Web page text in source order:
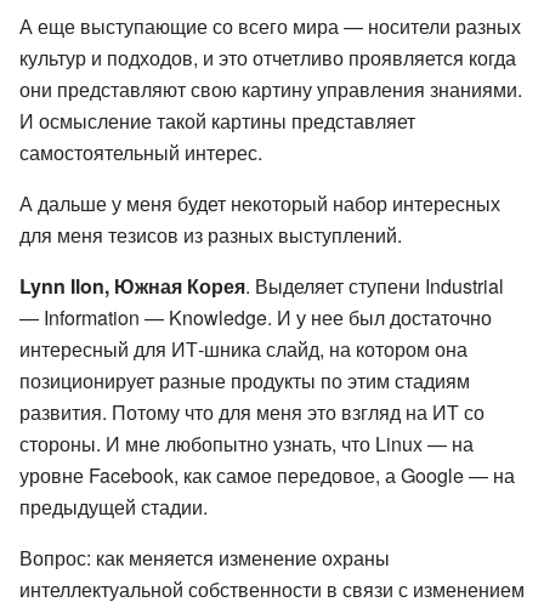
А еще выступающие со всего мира — носители разных
культур и подходов, и это отчетливо проявляется когда
они представляют свою картину управления знаниями.
И осмысление такой картины представляет
самостоятельный интерес.
А дальше у меня будет некоторый набор интересных
для меня тезисов из разных выступлений.
Lynn Ilon, Южная Корея. Выделяет ступени Industrial
— Information — Knowledge. И у нее был достаточно
интересный для ИТ-шника слайд, на котором она
позиционирует разные продукты по этим стадиям
развития. Потому что для меня это взгляд на ИТ со
стороны. И мне любопытно узнать, что Linux — на
уровне Facebook, как самое передовое, а Google — на
предыдущей стадии.
Вопрос: как меняется изменение охраны
интеллектуальной собственности в связи с изменением